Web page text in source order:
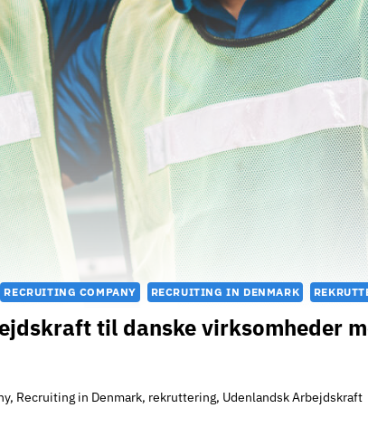
RECRUITING COMPANY RECRUITING IN DENMARK
til danske virksomheder
, Recruiting in Denmark, rekruttering, Udenlandsk Arbejdskraft